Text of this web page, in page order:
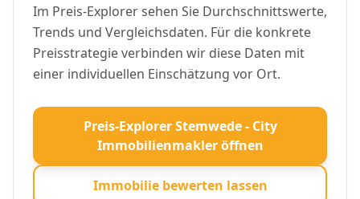
Im Preis-Explorer sehen Sie Durchschnittswerte,
Trends und Vergleichsdaten. Für die konkrete
Preisstrategie verbinden wir diese Daten mit
einer individuellen Einschätzung vor Ort.
Preis-Explorer Stemwede - City
Immobilienmakler öffnen
Immobilie bewerten lassen